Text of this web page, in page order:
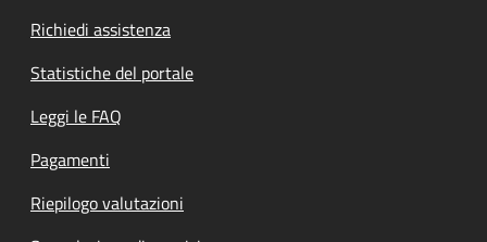
Richiedi assistenza
Statistiche del portale
Leggi le FAQ
Pagamenti
Riepilogo valutazioni